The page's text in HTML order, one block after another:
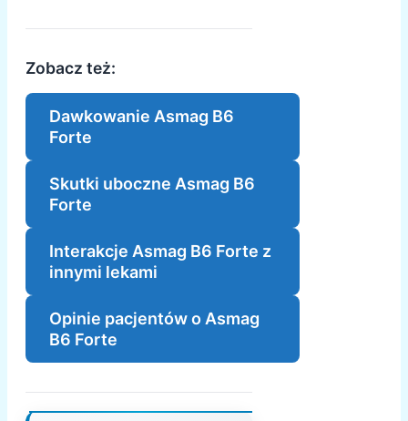
Zobacz też:
Dawkowanie Asmag B6
Forte
Skutki uboczne Asmag B6
Forte
Interakcje Asmag B6 Forte z
innymi lekami
Opinie pacjentów o Asmag
B6 Forte